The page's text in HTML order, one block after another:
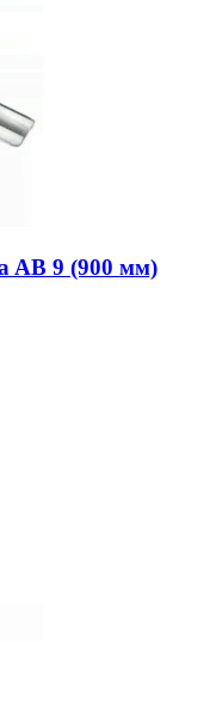
AB 9 (900 мм)